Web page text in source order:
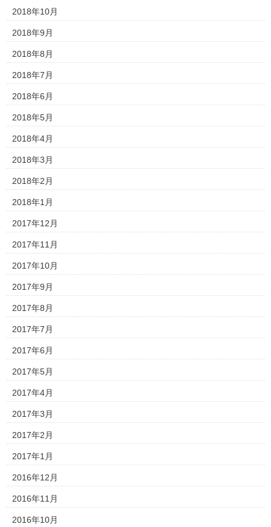
2018年10月
2018年9月
2018年8月
2018年7月
2018年6月
2018年5月
2018年4月
2018年3月
2018年2月
2018年1月
2017年12月
2017年11月
2017年10月
2017年9月
2017年8月
2017年7月
2017年6月
2017年5月
2017年4月
2017年3月
2017年2月
2017年1月
2016年12月
2016年11月
2016年10月